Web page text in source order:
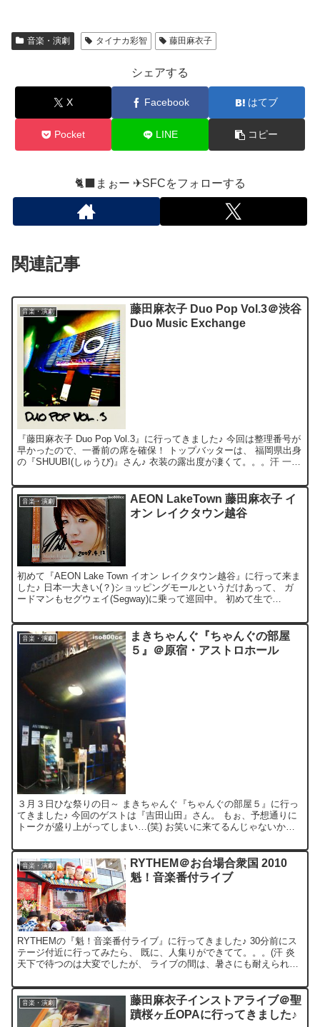
音楽・演劇 タイナカ彩智 藤田麻衣子
シェアする
X Facebook はてブ
Pocket LINE コピー
🐈‍⬛まぉー ✈︎SFCをフォローする
関連記事
音楽・演劇
藤田麻衣子 Duo Pop Vol.3＠渋谷
Duo Music Exchange
『藤田麻衣子 Duo Pop Vol.3』に行ってきました♪ 今回は整理番号が
早かったので、一番前の席を確保！ トップバッターは、 福岡県出身
の『SHUUBI(しゅうび)』さん♪ 衣装の露出度が凄くて。。。汗 一瞬
音楽・演劇
AEON LakeTown 藤田麻衣子 イ
オン レイクタウン越谷
初めて『AEON Lake Town イオン レイクタウン越谷』に行って来ま
した♪ 日本一大きい(？)ショッピングモールというだけあって、 ガ
ードマンもセグウェイ(Segway)に乗って巡回中。 初めて生で
音楽・演劇
まきちゃんぐ『ちゃんぐの部屋
５』＠原宿・アストロホール
３月３日ひな祭りの日～ まきちゃんぐ『ちゃんぐの部屋５』に行っ
てきました♪ 今回のゲストは『吉田山田』さん。 もぉ、予想通りに
トークが盛り上がってしまい…(笑) お笑いに来てるんじゃないかと
音楽・演劇
RYTHEM＠お台場合衆国 2010
魁！音楽番付ライブ
RYTHEMの『魁！音楽番付ライブ』に行ってきました♪ 30分前にス
テージ付近に行ってみたら、 既に、人集りができてて。。。(汗 炎
天下で待つのは大変でしたが、 ライブの間は、暑さにも耐えられる
音楽・演劇
藤田麻衣子インストアライブ＠聖
蹟桜ヶ丘OPAに行ってきました♪